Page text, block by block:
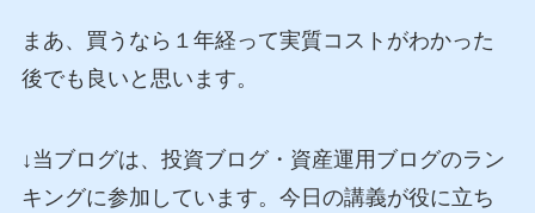
まあ、買うなら１年経って実質コストがわかった
後でも良いと思います。
↓当ブログは、投資ブログ・資産運用ブログのラン
キングに参加しています。今日の講義が役に立ち